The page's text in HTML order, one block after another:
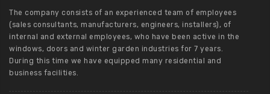
The company consists of an experienced team of employees
(sales consultants, manufacturers, engineers, installers), of
internal and external employees, who have been active in the
windows, doors and winter garden industries for 7 years.
During this time we have equipped many residential and
business facilities.